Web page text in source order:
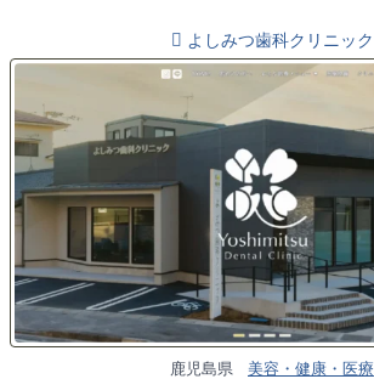
よしみつ歯科クリニック
鹿児島県
美容・健康・医療